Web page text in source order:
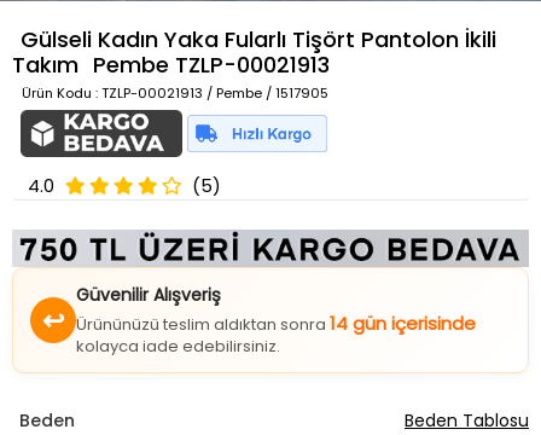
Gülseli Kadın Yaka Fularlı Tişört Pantolon İkili
Takım Pembe TZLP-00021913
Ürün Kodu : TZLP-00021913 / Pembe / 1517905
4.0 (5)
↩
Güvenilir Alışveriş
Ürününüzü teslim aldıktan sonra 14 gün içerisinde
kolayca iade edebilirsiniz.
Beden Beden Tablosu